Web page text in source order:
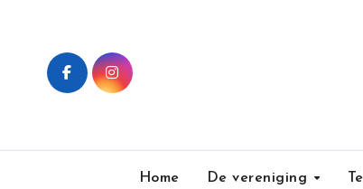
Home De vereniging